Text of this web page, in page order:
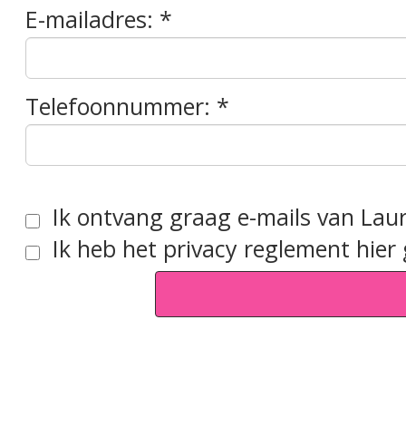
E-mailadres:
Telefoonnummer:
Ik ontvang graag e-mails van
Ik heb het privacy reglement hier